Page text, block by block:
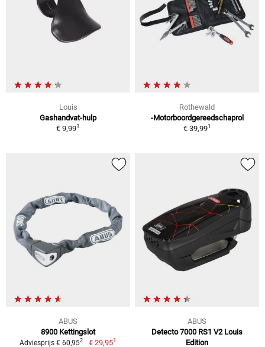
Louis
Gashandvat-hulp
€ 9,991
Rothewald
-Motorboordgereedschaprol
€ 39,991
ABUS
8900 Kettingslot
Adviesprijs € 60,952 € 29,951
ABUS
Detecto 7000 RS1 V2 Louis
Edition